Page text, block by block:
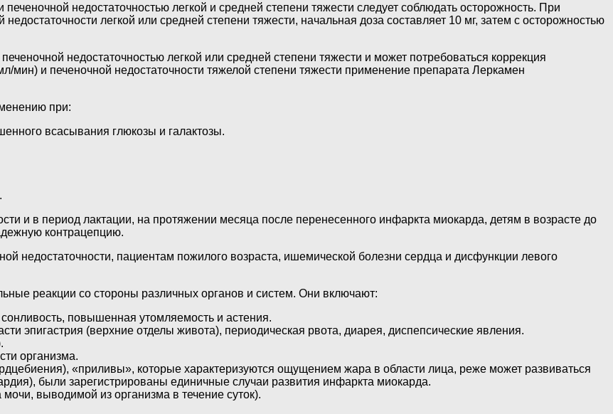
недостаточностью легкой и средней степени тяжести следует соблюдать осторожность. При
легкой или средней степени тяжести, начальная доза составляет 10 мг, затем с осторожностью
недостаточностью легкой или средней степени тяжести и может потребоваться коррекция
мин) и печеночной недостаточности тяжелой степени тяжести применение препарата Леркамен
при:
всасывания глюкозы и галактозы.
и в период лактации, на протяжении месяца после перенесенного инфаркта миокарда, детям в возрасте до
контрацепцию.
недостаточности, пациентам пожилого возраста, ишемической болезни сердца и дисфункции левого
реакции со стороны различных органов и систем. Они включают:
повышенная утомляемость и астения.
эпигастрия (верхние отделы живота), периодическая рвота, диарея, диспепсические явления.
организма.
«приливы», которые характеризуются ощущением жара в области лица, реже может развиваться
были зарегистрированы единичные случаи развития инфаркта миокарда.
выводимой из организма в течение суток).